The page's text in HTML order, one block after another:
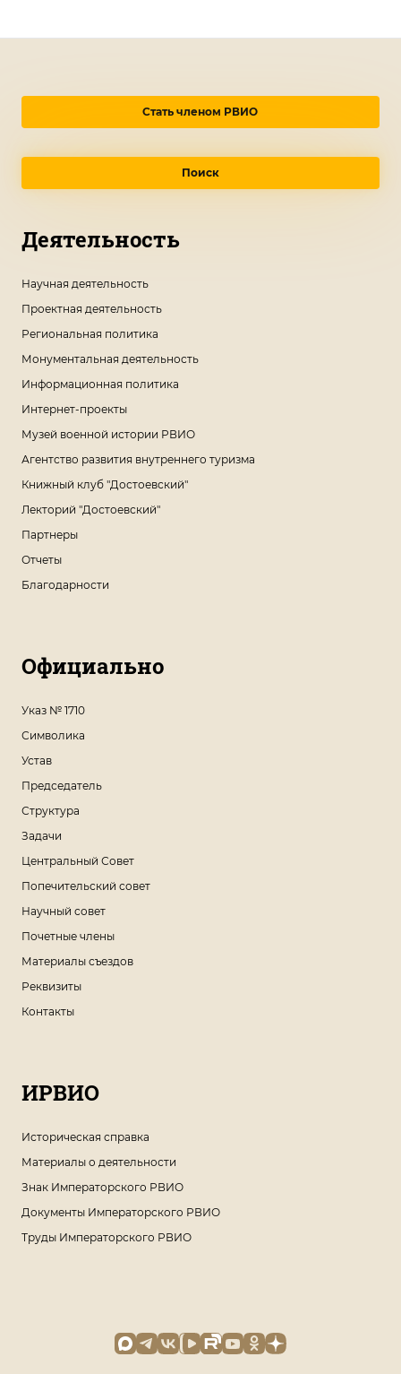
Стать членом РВИО
Поиск
Деятельность
Научная деятельность
Проектная деятельность
Региональная политика
Монументальная деятельность
Информационная политика
Интернет-проекты
Музей военной истории РВИО
Агентство развития внутреннего туризма
Книжный клуб "Достоевский"
Лекторий "Достоевский"
Партнеры
Отчеты
Благодарности
Официально
Указ № 1710
Символика
Устав
Председатель
Структура
Задачи
Центральный Совет
Попечительский совет
Научный совет
Почетные члены
Материалы съездов
Реквизиты
Контакты
ИРВИО
Историческая справка
Материалы о деятельности
Знак Императорского РВИО
Документы Императорского РВИО
Труды Императорского РВИО